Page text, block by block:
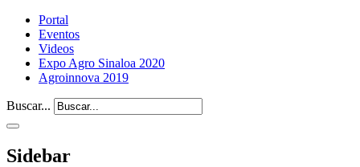
Portal
Eventos
Videos
Expo Agro Sinaloa 2020
Agroinnova 2019
Buscar...
Sidebar